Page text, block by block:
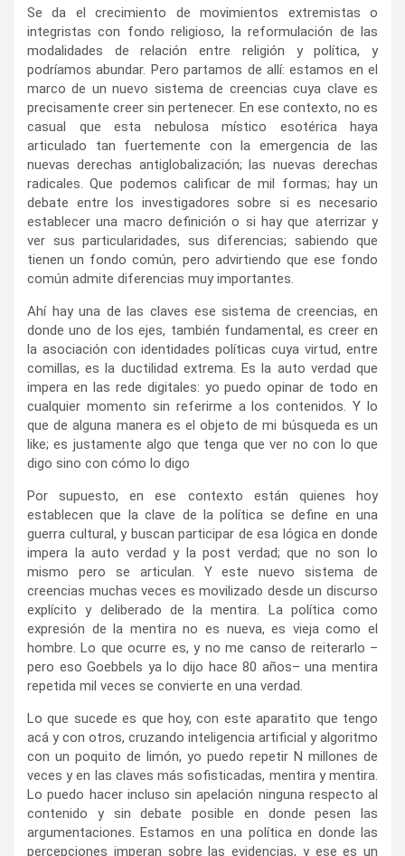
Se da el crecimiento de movimientos extremistas o
integristas con fondo religioso, la reformulación de las
modalidades de relación entre religión y política, y
podríamos abundar. Pero partamos de allí: estamos en el
marco de un nuevo sistema de creencias cuya clave es
precisamente creer sin pertenecer. En ese contexto, no es
casual que esta nebulosa místico esotérica haya
articulado tan fuertemente con la emergencia de las
nuevas derechas antiglobalización; las nuevas derechas
radicales. Que podemos calificar de mil formas; hay un
debate entre los investigadores sobre si es necesario
establecer una macro definición o si hay que aterrizar y
ver sus particularidades, sus diferencias; sabiendo que
tienen un fondo común, pero advirtiendo que ese fondo
común admite diferencias muy importantes.
Ahí hay una de las claves ese sistema de creencias, en
donde uno de los ejes, también fundamental, es creer en
la asociación con identidades políticas cuya virtud, entre
comillas, es la ductilidad extrema. Es la auto verdad que
impera en las rede digitales: yo puedo opinar de todo en
cualquier momento sin referirme a los contenidos. Y lo
que de alguna manera es el objeto de mi búsqueda es un
like; es justamente algo que tenga que ver no con lo que
digo sino con cómo lo digo
Por supuesto, en ese contexto están quienes hoy
establecen que la clave de la política se define en una
guerra cultural, y buscan participar de esa lógica en donde
impera la auto verdad y la post verdad; que no son lo
mismo pero se articulan. Y este nuevo sistema de
creencias muchas veces es movilizado desde un discurso
explícito y deliberado de la mentira. La política como
expresión de la mentira no es nueva, es vieja como el
hombre. Lo que ocurre es, y no me canso de reiterarlo –
pero eso Goebbels ya lo dijo hace 80 años– una mentira
repetida mil veces se convierte en una verdad.
Lo que sucede es que hoy, con este aparatito que tengo
acá y con otros, cruzando inteligencia artificial y algoritmo
con un poquito de limón, yo puedo repetir N millones de
veces y en las claves más sofisticadas, mentira y mentira.
Lo puedo hacer incluso sin apelación ninguna respecto al
contenido y sin debate posible en donde pesen las
argumentaciones. Estamos en una política en donde las
percepciones imperan sobre las evidencias, y ese es un